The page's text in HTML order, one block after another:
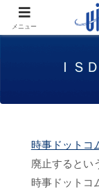
廃止へ
ＩＳ
時事ドットコ
廃止するとい
時事ドットコ
メニュー